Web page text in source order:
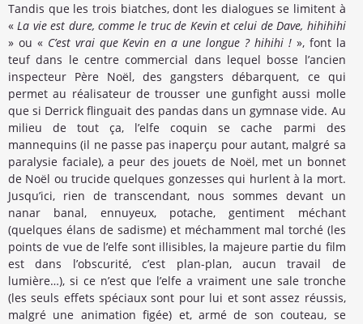
Tandis que les trois biatches, dont les dialogues se limitent à
«La vie est dure, comme le truc de Kevin et celui de Dave, hihihihi
» ou « C’est vrai que Kevin en a une longue ? hihihi !», font la
teuf dans le centre commercial dans lequel bosse l’ancien
inspecteur Père Noël, des gangsters débarquent, ce qui
permet au réalisateur de trousser une gunfight aussi molle
que si Derrick flinguait des pandas dans un gymnase vide. Au
milieu de tout ça, l’elfe coquin se cache parmi des
mannequins (il ne passe pas inaperçu pour autant, malgré sa
paralysie faciale), a peur des jouets de Noël, met un bonnet
de Noël ou trucide quelques gonzesses qui hurlent à la mort.
Jusqu’ici, rien de transcendant, nous sommes devant un
nanar banal, ennuyeux, potache, gentiment méchant
(quelques élans de sadisme) et méchamment mal torché (les
points de vue de l’elfe sont illisibles, la majeure partie du film
est dans l’obscurité, c’est plan-plan, aucun travail de
lumière…), si ce n’est que l’elfe a vraiment une sale tronche
(les seuls effets spéciaux sont pour lui et sont assez réussis,
malgré une animation figée) et, armé de son couteau, se